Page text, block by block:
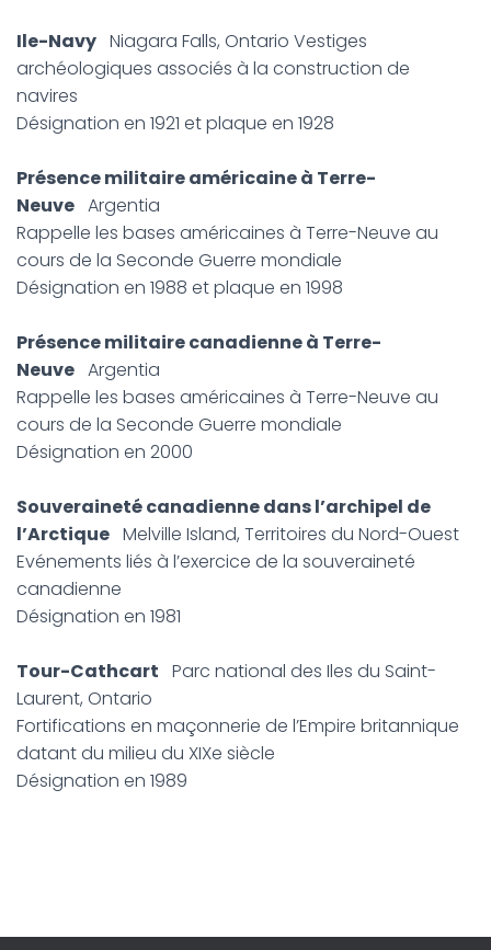
Ile-Navy Niagara Falls, Ontario Vestiges
archéologiques associés à la construction de
navires
Désignation en 1921 et plaque en 1928
Présence militaire américaine à Terre-
Neuve Argentia
Rappelle les bases américaines à Terre-Neuve au
cours de la Seconde Guerre mondiale
Désignation en 1988 et plaque en 1998
Présence militaire canadienne à Terre-
Neuve Argentia
Rappelle les bases américaines à Terre-Neuve au
cours de la Seconde Guerre mondiale
Désignation en 2000
Souveraineté canadienne dans l’archipel de
l’Arctique Melville Island, Territoires du Nord-Ouest
Evénements liés à l’exercice de la souveraineté
canadienne
Désignation en 1981
Tour-Cathcart Parc national des Iles du Saint-
Laurent, Ontario
Fortifications en maçonnerie de l’Empire britannique
datant du milieu du XIXe siècle
Désignation en 1989